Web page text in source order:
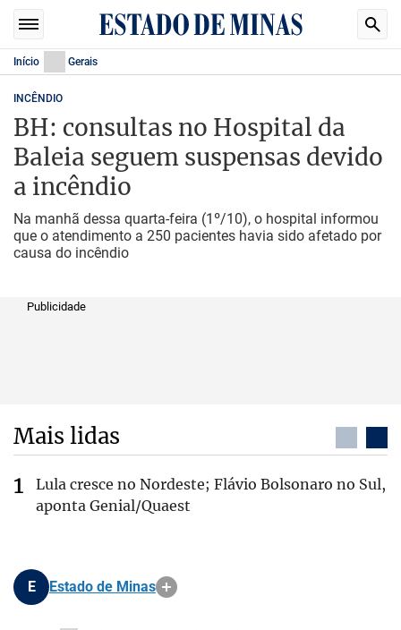
Início Gerais
INCÊNDIO
BH: consultas no Hospital da
Baleia seguem suspensas devido
a incêndio
Na manhã dessa quarta-feira (1º/10), o hospital informou
que o atendimento a 250 pacientes havia sido afetado por
causa do incêndio
Publicidade
Mais lidas
Lula cresce no Nordeste; Flávio Bolsonaro no Sul,
aponta Genial/Quaest
E Estado de Minas